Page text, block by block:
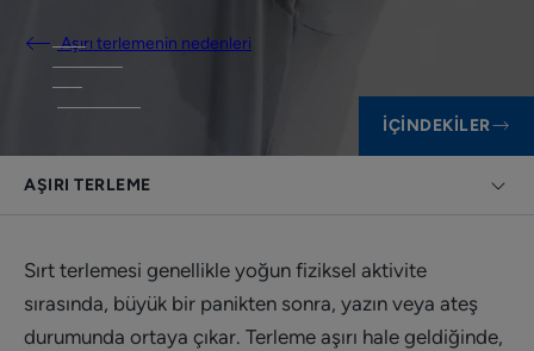
Aşırı terlemenin nedenleri
İÇINDEKILER
AŞIRI TERLEME
Sırt terlemesi genellikle yoğun fiziksel aktivite
sırasında, büyük bir panikten sonra, yazın veya ateş
durumunda ortaya çıkar. Terleme aşırı hale geldiğinde,